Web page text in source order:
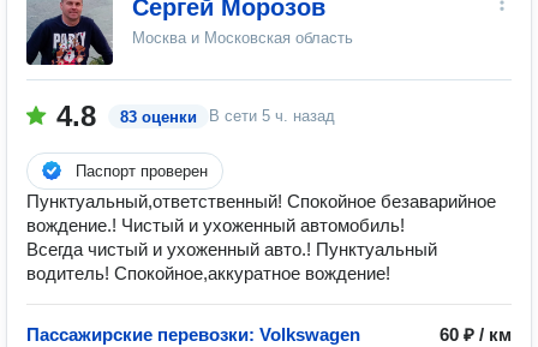
Сергей Морозов
Москва и Московская область
4.8 83 оценки В сети 5 ч. назад
Паспорт проверен
Пунктуальный,ответственный! Спокойное безаварийное
вождение.! Чистый и ухоженный автомобиль!
Всегда чистый и ухоженный авто.! Пунктуальный
водитель! Спокойное,аккуратное вождение!
Пассажирские перевозки: Volkswagen
60 ₽ / км